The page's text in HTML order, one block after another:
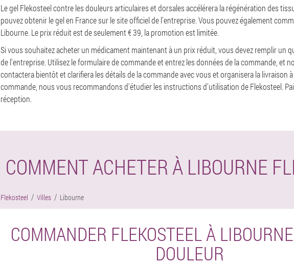
Le gel Flekosteel contre les douleurs articulaires et dorsales accélérera la régénération des
pouvez obtenir le gel en France sur le site officiel de l'entreprise. Vous pouvez également
Libourne. Le prix réduit est de seulement € 39, la promotion est limitée.
Si vous souhaitez acheter un médicament maintenant à un prix réduit, vous devez remplir un
de l'entreprise. Utilisez le formulaire de commande et entrez les données de la commande, et
contactera bientôt et clarifiera les détails de la commande avec vous et organisera la livraison
commande, nous vous recommandons d'étudier les instructions d'utilisation de Flekosteel.
réception.
COMMENT ACHETER À LIBOURNE
Flekosteel Villes Libourne
COMMANDER FLEKOSTEEL À
DOULEUR